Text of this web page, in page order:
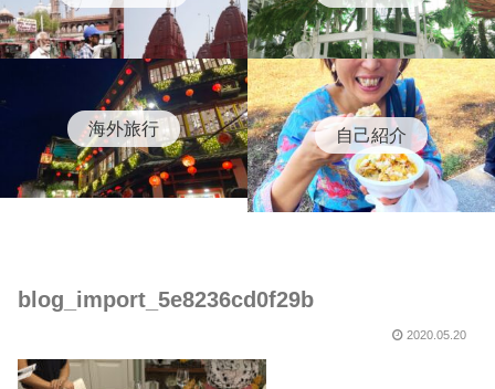
海外旅行 自己紹介
blog_import_5e8236cd0f29b
2020.05.20